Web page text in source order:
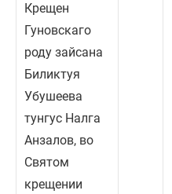
Крещен
Гуновскаго
роду зайсана
Биликтуя
Убушеева
тунгус Налга
Анзалов, во
Святом
крещении